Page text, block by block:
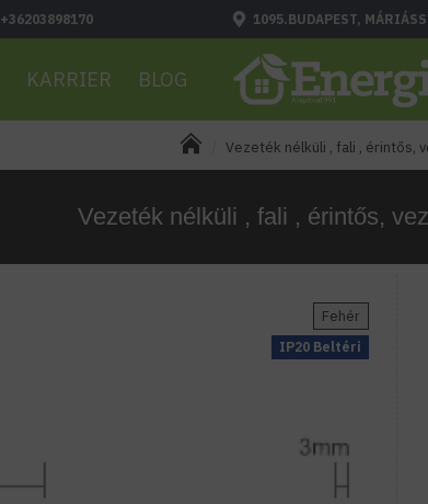
+36203898170 1095.BUDAPEST,
KARRIER BLOG
Vezeték nélküli , fali , érintős,
Vezeték nélküli , fali , érintős,
IP20 Beltéri
Fehér